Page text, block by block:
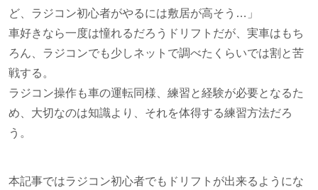
ど、ラジコン初心者がやるには敷居が高そう…」
車好きなら一度は憧れるだろうドリフトだが、実車はもち
ろん、ラジコンでも少しネットで調べたくらいでは割と苦
戦する。
ラジコン操作も車の運転同様、練習と経験が必要となるた
め、大切なのは知識より、それを体得する練習方法だろ
う。
本記事ではラジコン初心者でもドリフトが出来るようにな